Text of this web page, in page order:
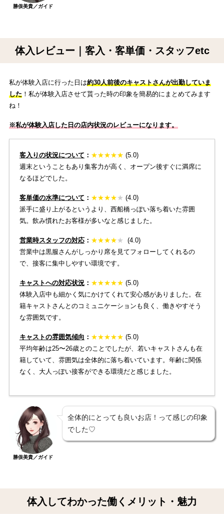
勝俣美貴／ガイド
体入レビュー｜客入・客単価・スタッフetc
私が体験入店に行った日は約30人前後のキャストさんが出勤していま
した！私が体験入店させて貰った時の印象を簡易的にまとめてみます
ね！
※私が体験入店した日の店内状況のレビューになります。
客入りの状況について ： ★★★★★ (5.0)
週末ということもあり集客力が高く、オープン後すぐに満席に
なるほどでした。
客単価の水準について ： ★★★★★ (4.0)
派手に盛り上がるというより、西船橋っぽい落ち着いた雰囲
気。飲み慣れたお客様が多いなと感じました。
営業時スタッフの対応： ★★★★★ (4.0)
営業中は黒服さんがしっかり席を見てフォローしてくれるの
で、接客に集中しやすい環境です。
キャストへの対応状況： ★★★★★ (5.0)
体験入店中も細かく気にかけてくれて安心感がありました。在
籍キャストさんとのコミュニケーションも良く、働きやすそう
な雰囲気です。
キャストの雰囲気傾向 ： ★★★★★ (5.0)
平均年齢は25〜26歳とのことでしたが、若いキャストさんも在
籍していて、雰囲気は全体的に落ち着いています。年齢に関係
なく、大人っぽい接客ができる環境だと感じました。
勝俣美貴／ガイド
全体的にとっても良いお店！って感じの印象
でした♡
体入してわかった働くメリット・魅力